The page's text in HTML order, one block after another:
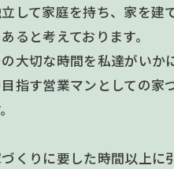
して家庭を持ち、家を建
ると考えております。
の大切な時間を私達がいか
指す営業マンとしての家
くりに要した時間以上に